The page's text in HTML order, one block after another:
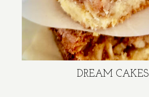
DREAM CAKES